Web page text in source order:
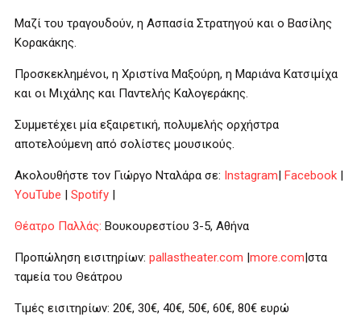
Μαζί του τραγουδούν, η Ασπασία Στρατηγού και ο Βασίλης
Κορακάκης.
Προσκεκλημένοι, η Χριστίνα Μαξούρη, η Μαριάνα Κατσιμίχα
και οι Μιχάλης και Παντελής Καλογεράκης.
Συμμετέχει μία εξαιρετική, πολυμελής ορχήστρα
αποτελούμενη από σολίστες μουσικούς.
Ακολουθήστε τον Γιώργο Νταλάρα σε: Instagram| Facebook |
YouTube | Spotify |
Θέατρο Παλλάς: Βουκουρεστίου 3-5, Αθήνα
Προπώληση εισιτηρίων: pallastheater.com |more.com|στα
ταμεία του Θεάτρου
Τιμές εισιτηρίων: 20€, 30€, 40€, 50€, 60€, 80€ ευρώ